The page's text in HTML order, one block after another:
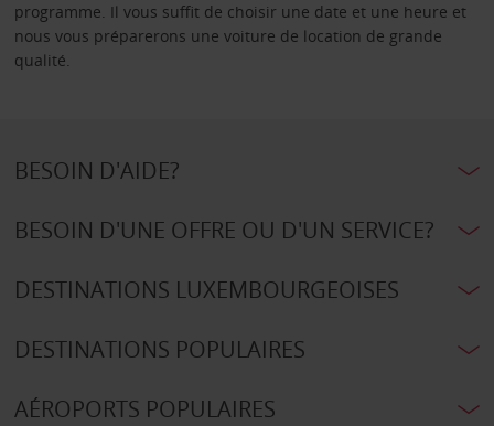
programme. Il vous suffit de choisir une date et une heure et
nous vous préparerons une voiture de location de grande
qualité.
BESOIN D'AIDE?
BESOIN D'UNE OFFRE OU D'UN SERVICE?
DESTINATIONS LUXEMBOURGEOISES
DESTINATIONS POPULAIRES
AÉROPORTS POPULAIRES